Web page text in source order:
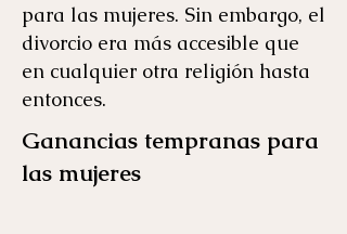
para las mujeres. Sin embargo, el
divorcio era más accesible que
en cualquier otra religión hasta
entonces.
Ganancias tempranas para
las mujeres